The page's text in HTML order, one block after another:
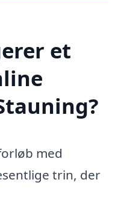
et
med
trin, der